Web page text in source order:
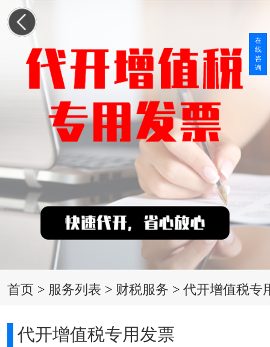
首页 > 服务列表 > 财税服务 >代开增值税专
代开增值税专用发票
在
线
咨
询